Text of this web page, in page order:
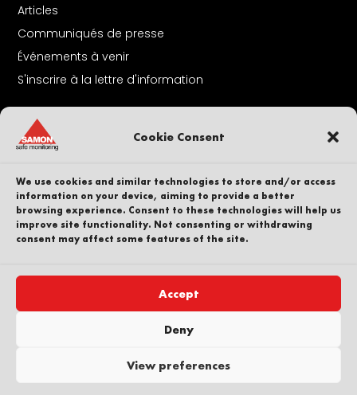
Cookie Consent
We use cookies and similar technologies to store and/or access
information on your device, aiming to provide a better
browsing experience. Consent to these technologies will help us
improve site functionality. Not consenting or withdrawing
consent may affect some features of the site.
Accept
Deny
View preferences
Articles
Communiqués de presse
Événements à venir
S'inscrire à la lettre d'information
A Propos De Nous
Contact
Carrière
Durabilité
Dénonciateur
Copyright © SAMON AB. Tous droits réservés